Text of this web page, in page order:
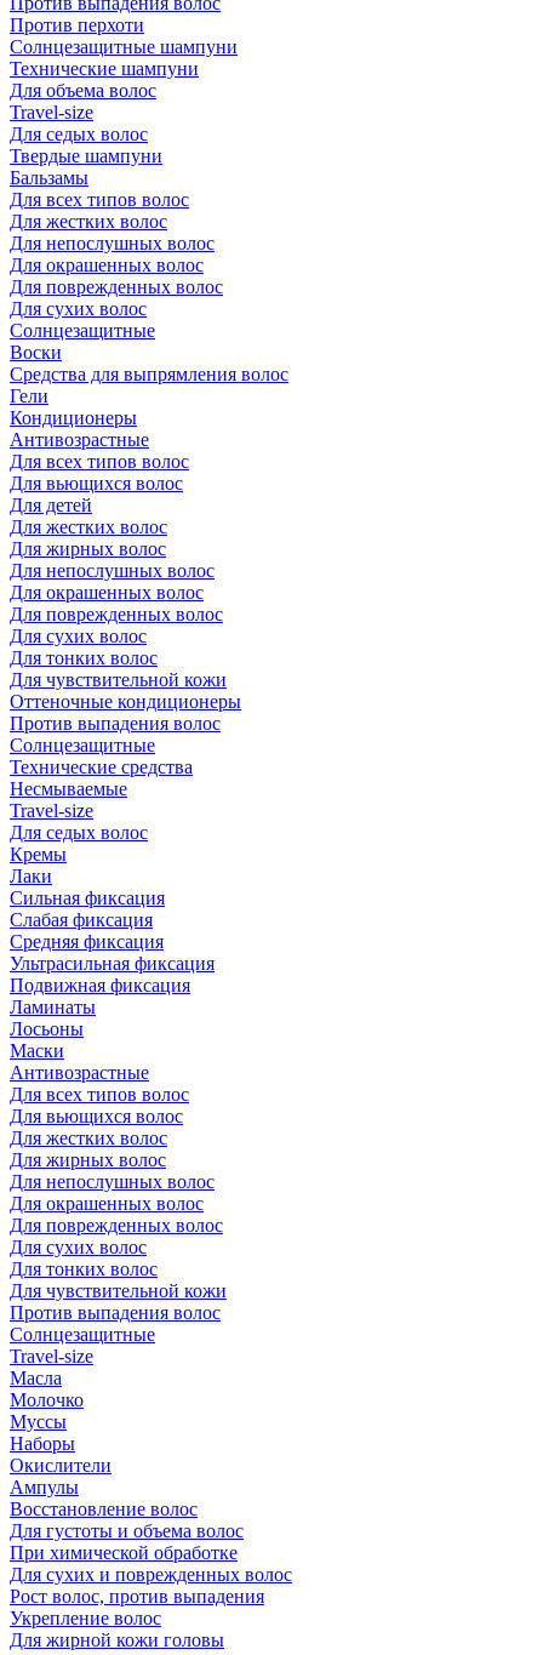
Против перхоти
Солнцезащитные шампуни
Технические шампуни
Для объема волос
Travel-size
Для седых волос
Твердые шампуни
Бальзамы
Для всех типов волос
Для жестких волос
Для непослушных волос
Для окрашенных волос
Для поврежденных волос
Для сухих волос
Солнцезащитные
Воски
Средства для выпрямления волос
Гели
Кондиционеры
Антивозрастные
Для всех типов волос
Для вьющихся волос
Для детей
Для жестких волос
Для жирных волос
Для непослушных волос
Для окрашенных волос
Для поврежденных волос
Для сухих волос
Для тонких волос
Для чувствительной кожи
Оттеночные кондиционеры
Против выпадения волос
Солнцезащитные
Технические средства
Несмываемые
Travel-size
Для седых волос
Кремы
Лаки
Сильная фиксация
Слабая фиксация
Средняя фиксация
Ультрасильная фиксация
Подвижная фиксация
Ламинаты
Лосьоны
Маски
Антивозрастные
Для всех типов волос
Для вьющихся волос
Для жестких волос
Для жирных волос
Для непослушных волос
Для окрашенных волос
Для поврежденных волос
Для сухих волос
Для тонких волос
Для чувствительной кожи
Против выпадения волос
Солнцезащитные
Travel-size
Масла
Молочко
Муссы
Наборы
Окислители
Ампулы
Восстановление волос
Для густоты и объема волос
При химической обработке
Для сухих и поврежденных волос
Рост волос, против выпадения
Укрепление волос
Для жирной кожи головы